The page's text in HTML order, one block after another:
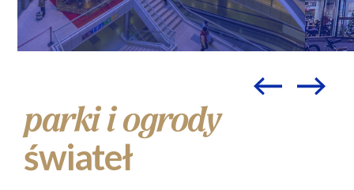
parki i ogrody
świateł